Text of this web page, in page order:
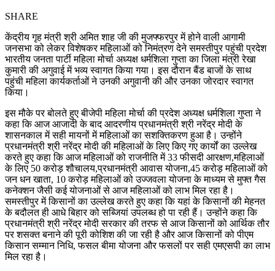
SHARE
केंद्रीय गृह मंत्री श्री अमित शाह जी की मुजफ्फरपुर में होने वाली आगामी
जनसभा को लेकर विशेषकर महिलाओं को निमंत्रण देने समस्तीपुर पहुंची प्रदेश
भारतीय जनता पार्टी महिला मोर्चा अध्यक्ष धर्मशिला गुप्ता का जिला मंत्री रेखा
कुमारी की अगुवाई में भव्य स्वागत किया गया। इस दौरान बैंड बाजों के साथ
पहुंची महिला कार्यकर्ताओं ने उनकी अगुवानी की और उनका जोरदार स्वागत
किया।
इस मौके पर बोलते हुए बीजेपी महिला मोर्चा की प्रदेश अध्यक्ष धर्मशिला गुप्ता ने
कहा कि आज आजादी के बाद आदरणीय प्रधानमंत्री श्री नरेंद्र मोदी के
शासनकाल में सही मायनों में महिलाओं का सशक्तिकरण हुआ है। उन्होंने
प्रधानमंत्री श्री नरेंद्र मोदी की महिलाओं के लिए किए गए कार्यों का उल्लेख
करते हुए कहा कि आज महिलाओं को राजनीति में 33 फीसदी आरक्षण,महिलाओं
के लिए 50 करोड़ शौचालय,प्रधानमंत्री आवास योजना,45 करोड़ महिलाओं को
जन धन खाता, 10 करोड़ महिलाओं को उज्जवला योजना के माध्यम से मुफ्त गैस
कनेक्शन जैसी कई योजनाओं से आज महिलाओं को लाभ मिल रहा है।
समस्तीपुर में किसानों का उल्लेख करते हुए कहा कि यहां के किसानों की मेहनत
के बदौलत ही आधे बिहार को सब्जियां उपलब्ध हो पा रही हैं। उन्होंने कहा कि
प्रधानमंत्री श्री नरेंद्र मोदी सरकार की तरफ से आज किसानों को आर्थिक तौर
पर शसक्त बनाने की पूरी कोशिश की जा रही है और आज किसानों को पीएम
किसान सम्मान निधि, फसल बीमा योजना और फसलों पर सही एमएसपी का लाभ
मिल रहा है।